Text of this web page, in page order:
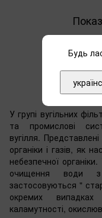
У групі вугільних
та промислові
вугілля.
органіки і газів, як
небезпечної
очищення води з
застосовуються "
окремих
каламутності,
Будь